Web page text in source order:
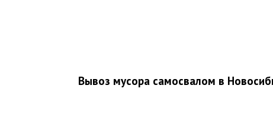
Вывоз мусора самосвалом в